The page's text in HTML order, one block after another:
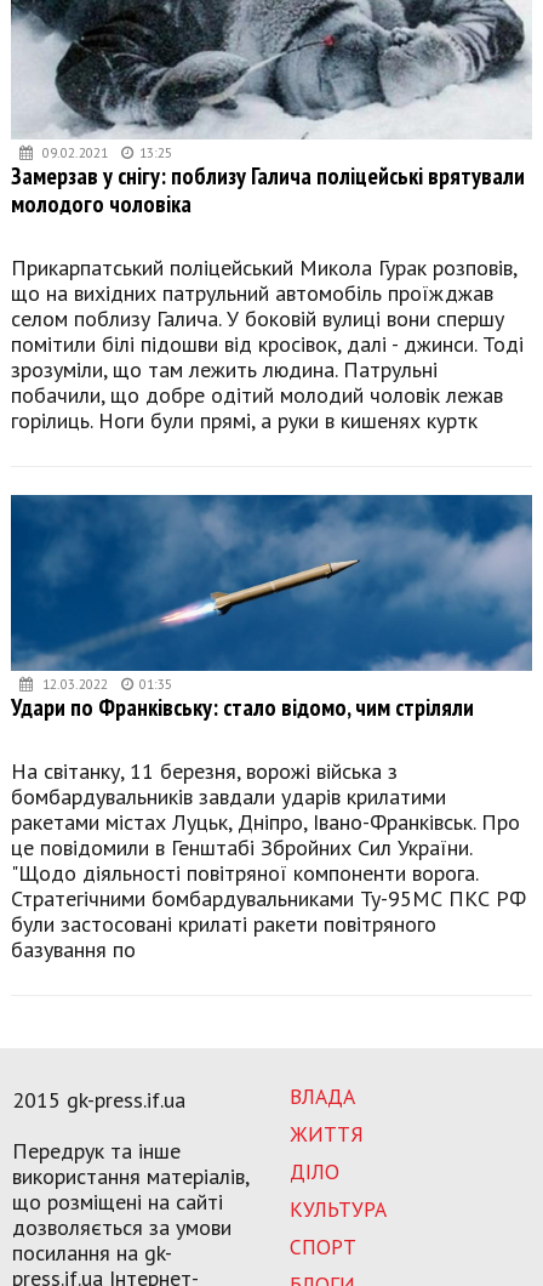
09.02.2021 13:25
Замерзав у снігу: поблизу Галича поліцейські врятували
молодого чоловіка
Прикарпатський поліцейський Микола Гурак розповів,
що на вихідних патрульний автомобіль проїжджав
селом поблизу Галича. У боковій вулиці вони спершу
помітили білі підошви від кросівок, далі - джинси. Тоді
зрозуміли, що там лежить людина. Патрульні
побачили, що добре одітий молодий чоловік лежав
горілиць. Ноги були прямі, а руки в кишенях куртк
12.03.2022 01:35
Удари по Франківську: стало відомо, чим стріляли
На світанку, 11 березня, ворожі війська з
бомбардувальників завдали ударів крилатими
ракетами містах Луцьк, Дніпро, Івано-Франківськ. Про
це повідомили в Генштабі Збройних Сил України.
"Щодо діяльності повітряної компоненти ворога.
Стратегічними бомбардувальниками Ту-95МС ПКС РФ
були застосовані крилаті ракети повітряного
базування по
ВЛАДА
ЖИТТЯ
ДІЛО
КУЛЬТУРА
СПОРТ
2015 gk-press.if.ua
Передрук та інше
використання матеріалів,
що розміщені на сайті
дозволяється за умови
посилання на gk-
press.if.ua Інтернет-